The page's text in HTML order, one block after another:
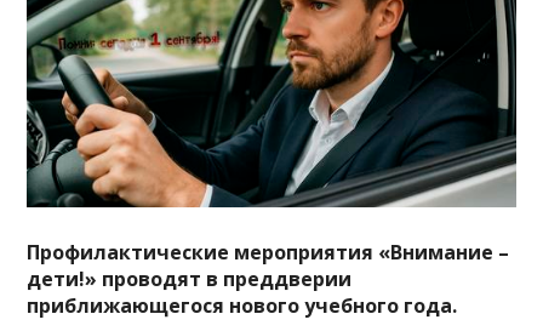
Профилактические мероприятия «Внимание –
дети!» проводят в преддверии
приближающегося нового учебного года.